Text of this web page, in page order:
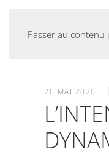
Passer au contenu
20 MAI 2020